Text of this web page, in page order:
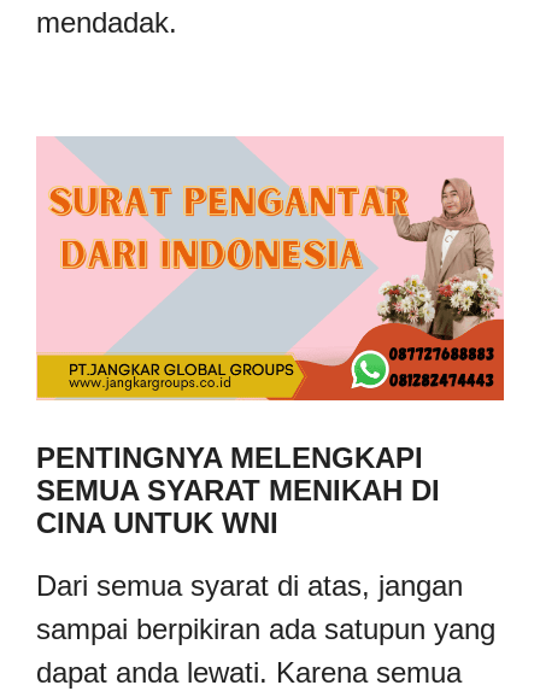
mendadak.
PENTINGNYA MELENGKAPI
SEMUA SYARAT MENIKAH DI
CINA UNTUK WNI
Dari semua syarat di atas, jangan
sampai berpikiran ada satupun yang
dapat anda lewati. Karena semua